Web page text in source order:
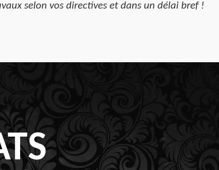
selon vos directives et dans un délai bref !